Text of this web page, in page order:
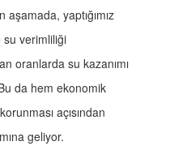
yaptığımız
su verimliliği
oranlarda su kazanımı
da hem ekonomik
açısından
geliyor.